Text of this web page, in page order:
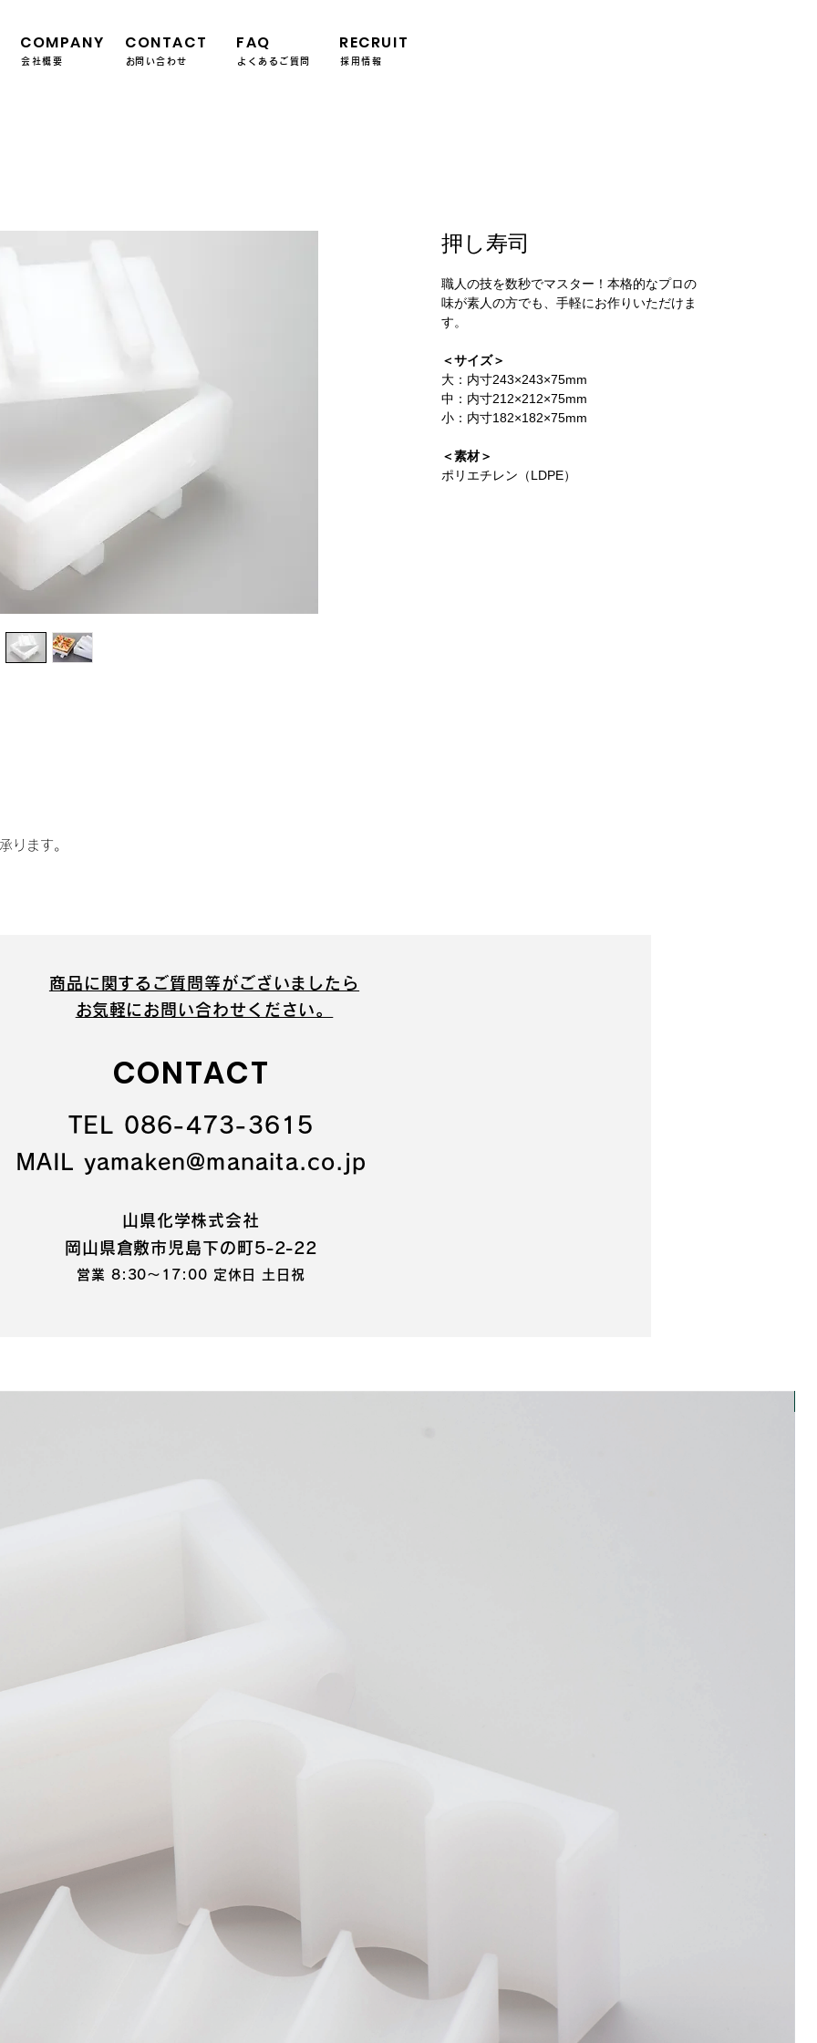
CONTACT
COMPANY
会社概要 ​お問い合わせ
RECRUIT
FAQ
よくあるご質問 採用情報
押し寿司
職人の技を数秒でマスター！本格的なプロの
味が素人の方でも、手軽にお作りいただけま
す。
＜サイズ＞
大：内寸243×243×75mm
中：内寸212×212×75mm
小：内寸182×182×75mm
＜素材＞
ポリエチレン（LDPE）
ります。
商品に関するご質問等がございましたら
​お気軽にお問い合わせください。
CONTACT
TEL 086-473-3615
MAIL yamaken@manaita.co.jp
山県化学株式会社
岡山県倉敷市児島下の町5-2-22
営業 8:30～17:00 定休日 土日祝